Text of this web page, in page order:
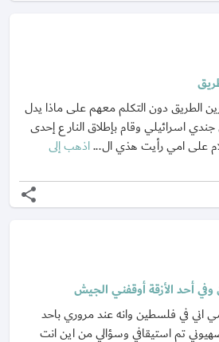
الطريق دون التكلم معهم على ماذا يدل
جندي اسرائيلي وقام بإطلاق النار ع إحدى
على امي رأيت هذي ال...اذهب إلى
share
أحد الأزقة أوقفني الجيش
اني في فلسطين وانه عند مروري باحد
تم استيقافي وسؤالي من اين انت